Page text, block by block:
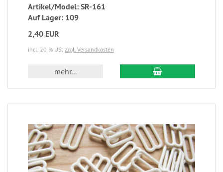
Artikel/Model: SR-161
Auf Lager: 109
2,40 EUR
incl. 20 % USt zzgl. Versandkosten
mehr...